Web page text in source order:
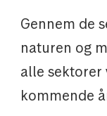
Gennem de
naturen og
alle sektorer
kommende